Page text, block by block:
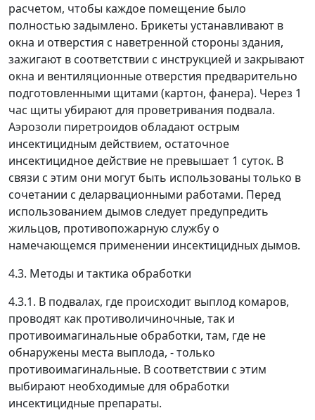
расчетом, чтобы каждое помещение было
полностью задымлено. Брикеты устанавливают в
окна и отверстия с наветренной стороны здания,
зажигают в соответствии с инструкцией и закрывают
окна и вентиляционные отверстия предварительно
подготовленными щитами (картон, фанера). Через 1
час щиты убирают для проветривания подвала.
Аэрозоли пиретроидов обладают острым
инсектицидным действием, остаточное
инсектицидное действие не превышает 1 суток. В
связи с этим они могут быть использованы только в
сочетании с деларвационными работами. Перед
использованием дымов следует предупредить
жильцов, противопожарную службу о
намечающемся применении инсектицидных дымов.
4.3. Методы и тактика обработки
4.3.1. В подвалах, где происходит выплод комаров,
проводят как противоличиночные, так и
противоимагинальные обработки, там, где не
обнаружены места выплода, - только
противоимагинальные. В соответствии с этим
выбирают необходимые для обработки
инсектицидные препараты.